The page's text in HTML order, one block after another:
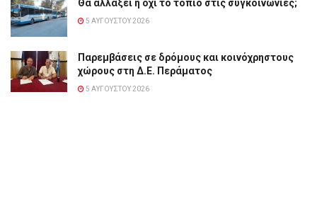
Θα αλλάξει ή όχι το τοπίο στις συγκοινωνίες;
5 ΑΥΓΟΎΣΤΟΥ 2026
Παρεμβάσεις σε δρόμους και κοινόχρηστους
χώρους στη Δ.Ε. Περάματος
5 ΑΥΓΟΎΣΤΟΥ 2026